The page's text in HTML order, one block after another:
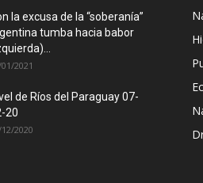
la excusa de la “soberanía”
tumba hacia babor
2021
de Ríos del Paraguay 07-
20
2020